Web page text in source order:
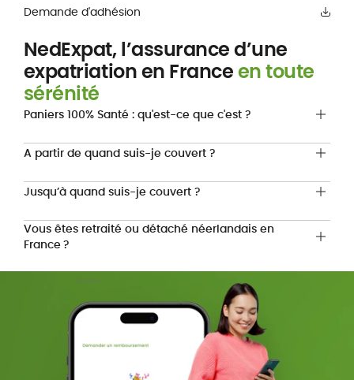
Demande d'adhésion
NedExpat, l’assurance d’une
expatriation en Franceen toute
sérénité
Paniers 100% Santé : qu'est-ce que c'est ?
A partir de quand suis-je couvert ?
Jusqu’à quand suis-je couvert ?
Vous êtes retraité ou détaché néerlandais en
France ?